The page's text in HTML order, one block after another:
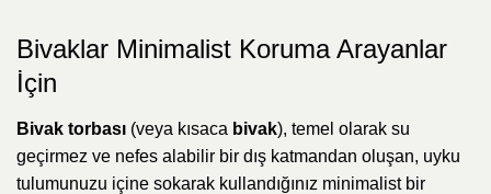
Bivaklar Minimalist Koruma Arayanlar
İçin
Bivak torbası (veya kısaca bivak), temel olarak su
geçirmez ve nefes alabilir bir dış katmandan oluşan, uyku
tulumunuzu içine sokarak kullandığınız minimalist bir